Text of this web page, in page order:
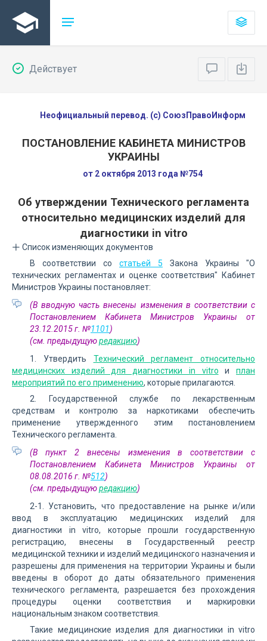
Действует
Неофициальный перевод. (с) СоюзПравоИнформ
ПОСТАНОВЛЕНИЕ КАБИНЕТА МИНИСТРОВ
УКРАИНЫ
от 2 октября 2013 года №754
Об утверждении Технического регламента
относительно медицинских изделий для
диагностики in vitro
Список изменяющих документов
В соответствии со статьей 5 Закона Украины "О
технических регламентах и оценке соответствия" Кабинет
Министров Украины постановляет:
(В вводную часть внесены изменения в соответствии с
Постановлением Кабинета Министров Украины от
23.12.2015 г. №1101)
(см. предыдущуюредакцию)
1. Утвердить Технический регламент относительно
медицинских изделий для диагностики in vitro иплан
мероприятий по его применению, которые прилагаются.
2. Государственной службе по лекарственным
средствам и контролю за наркотиками обеспечить
применение утвержденного этим постановлением
Технического регламента.
(В пункт 2 внесены изменения в соответствии с
Постановлением Кабинета Министров Украины от
08.08.2016 г. №512)
(см. предыдущуюредакцию)
2-1. Установить, что предоставление на рынке и/или
ввод в эксплуатацию медицинских изделий для
диагностики in vitro, которые прошли государственную
регистрацию, внесены в Государственный реестр
медицинской техники и изделий медицинского назначения и
разрешены для применения на территории Украины и были
введены в оборот до даты обязательного применения
технического регламента, разрешается без прохождения
процедуры оценки соответствия и маркировки
национальным знаком соответствия.
Такие медицинские изделия для диагностики in vitro